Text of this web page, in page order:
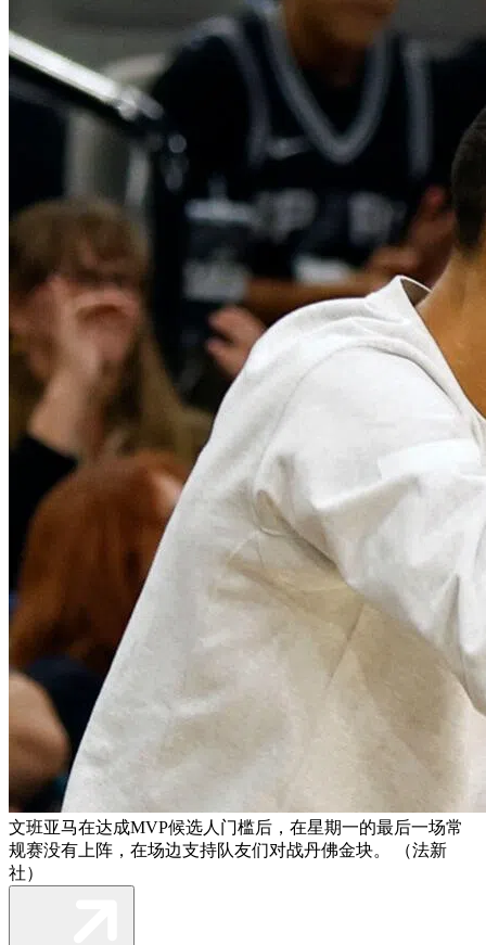
文班亚马在达成MVP候选人门槛后，在星期一的最后一场常
规赛没有上阵，在场边支持队友们对战丹佛金块。 （法新
社）